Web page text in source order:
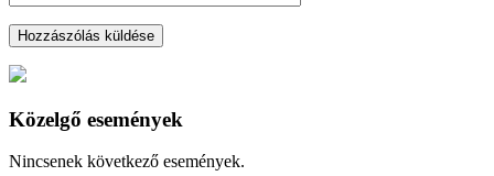
Közelgő események
Nincsenek következő események.